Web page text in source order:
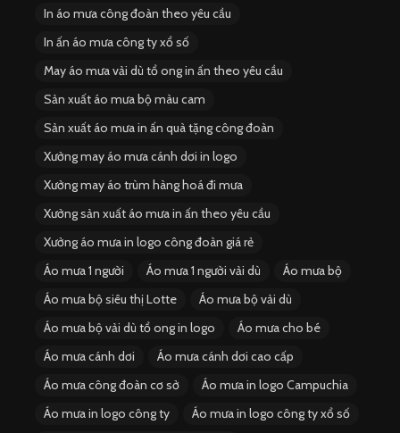
In áo mưa công đoàn theo yêu cầu
In ấn áo mưa công ty xổ số
May áo mưa vải dù tổ ong in ấn theo yêu cầu
Sản xuất áo mưa bộ màu cam
Sản xuất áo mưa in ấn quà tặng công đoàn
Xưởng may áo mưa cánh dơi in logo
Xưởng may áo trùm hàng hoá đi mưa
Xưởng sản xuất áo mưa in ấn theo yêu cầu
Xưởng áo mưa in logo công đoàn giá rẻ
Áo mưa 1 người
Áo mưa 1 người vải dù
Áo mưa bộ
Áo mưa bộ siêu thị Lotte
Áo mưa bộ vải dù
Áo mưa bộ vải dù tổ ong in logo
Áo mưa cho bé
Áo mưa cánh dơi
Áo mưa cánh dơi cao cấp
Áo mưa công đoàn cơ sở
Áo mưa in logo Campuchia
Áo mưa in logo công ty
Áo mưa in logo công ty xổ số